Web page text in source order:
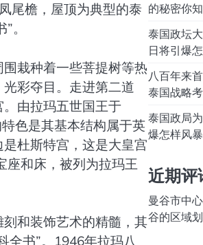
尾檐，屋顶为典型的泰
。
栽种着一些菩提树等热
彩夺目。走进第二道
由拉玛五世国王于
色是其基本结构属于英
杜斯特宫，这是大皇宫
座和床，被列为拉玛王
和装饰艺术的精髓，其
全书”。1946年拉玛八
的秘密你
泰国政坛
日将引爆
八百年来
泰国战略
泰国政局
爆怎样风
近期评
曼谷市中
谷的区域